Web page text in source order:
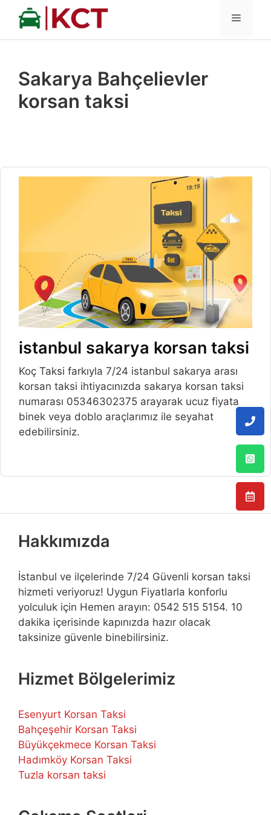
İçeriğe
MENÜ
Sakarya Bahçelievler
korsan taksi
istanbul sakarya korsan taksi
Koç Taksi farkıyla 7/24 istanbul sakarya arası
korsan taksi ihtiyacınızda sakarya korsan taksi
numarası 05346302375 arayarak ucuz fiyata
binek veya doblo araçlarımız ile seyahat
edebilirsiniz.
Hakkımızda
İstanbul ve ilçelerinde 7/24 Güvenli korsan taksi
hizmeti veriyoruz! Uygun Fiyatlarla konforlu
yolculuk için Hemen arayın: 0542 515 5154. 10
dakika içerisinde kapınızda hazır olacak
taksinize güvenle binebilirsiniz.
Hizmet Bölgelerimiz
Esenyurt Korsan Taksi
Bahçeşehir Korsan Taksi
Büyükçekmece Korsan Taksi
Hadımköy Korsan Taksi
Tuzla korsan taksi